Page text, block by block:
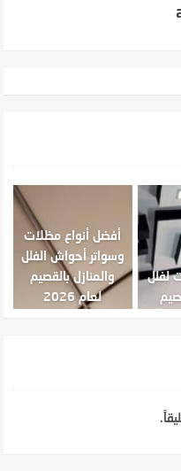
لفلل
أفضل أنواع مظلات
وسواتر أحواش الفلل
والمنازل بالقصيم
لعام 2026